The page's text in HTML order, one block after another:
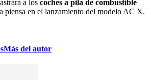
a los coches a pila de combustible
piensa en el lanzamiento del modelo AC X.
Más del autor